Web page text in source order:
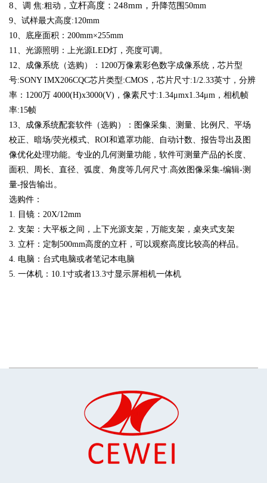
8、 调 焦:粗动， 立杆高度：248mm， 升降范围50mm
9、试样最大高度:120mm
10、 底座面积：200mm×255mm
11、 光源照明：上光源LED灯 ，亮度可调。
12、 成像系统 （选购）
：1200万像素彩色数字成像系统，芯片型
号:SONY IMX206CQC芯片类型:CMOS，芯片尺寸:1/2.33英寸，分辨
率：1200万 4000(H)x3000(V)，像素尺寸:1.34μmx1.34μm，相机帧
率:15帧
13、 成像系统配套软件 （选购）
：图像采集、测量、比例尺、平场
校正、暗场/荧光模式、ROI和遮罩功能、自动计数、报告导出及图
像优化处理功能。专业的几何测量功能，软件可测量产品的长度、
面积、周长、直径、弧度、角度等几何尺寸.高效图像采集-编辑-测
量-报告输出。
选购件：
1. 目镜：20X/12mm
2. 支架：大平板之间，上下光源支架，万能支架，桌夹式支架
3. 立杆：定制500mm高度的立杆，可以观察高度比较高的样品。
4. 电脑：台式电脑或者笔记本电脑
5. 一体机：10.1寸或者13.3寸显示屏相机一体机